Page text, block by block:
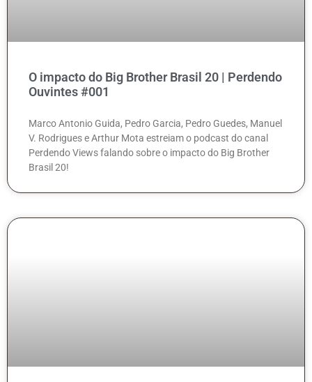
O impacto do Big Brother Brasil 20 | Perdendo
Ouvintes #001
Marco Antonio Guida, Pedro Garcia, Pedro Guedes, Manuel
V. Rodrigues e Arthur Mota estreiam o podcast do canal
Perdendo Views falando sobre o impacto do Big Brother
Brasil 20!